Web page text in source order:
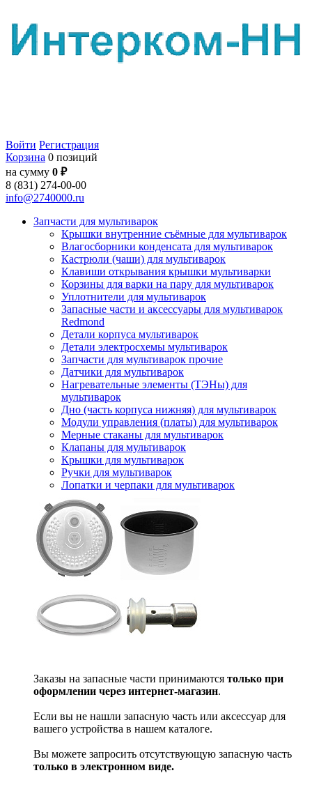
Войти Регистрация
Корзина 0 позиций
на сумму 0 ₽
8 (831) 274-00-00
info@2740000.ru
Запчасти для мультиварок
Крышки внутренние съёмные для мультиварок
Влагосборники конденсата для мультиварок
Кастрюли (чаши) для мультиварок
Клавиши открывания крышки мультиварки
Корзины для варки на пару для мультиварок
Уплотнители для мультиварок
Запасные части и аксессуары для мультиварок
Redmond
Детали корпуса мультиварок
Детали электросхемы мультиварок
Запчасти для мультиварок прочие
Датчики для мультиварок
Нагревательные элементы (ТЭНы) для
мультиварок
Дно (часть корпуса нижняя) для мультиварок
Модули управления (платы) для мультиварок
Мерные стаканы для мультиварок
Клапаны для мультиварок
Крышки для мультиварок
Ручки для мультиварок
Лопатки и черпаки для мультиварок
Заказы на запасные части принимаются только при
оформлении через интернет-магазин.
Если вы не нашли запасную часть или аксессуар для
вашего устройства в нашем каталоге.
Вы можете запросить отсутствующую запасную часть
только в электронном виде.